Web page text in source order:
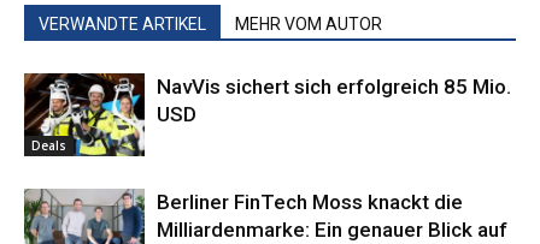
VERWANDTE ARTIKEL MEHR VOM AUTOR
Deals
NavVis sichert sich erfolgreich 85 Mio.
USD
Berliner FinTech Moss knackt die
Milliardenmarke: Ein genauer Blick auf